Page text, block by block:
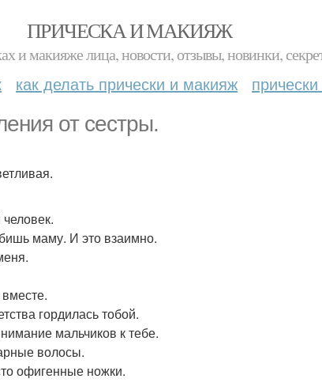
ПРИЧЕСКА И МАКИЯЖ
и макияже лица, новости, отзывы, новинки,
как делать прически и макияж
от сестры.
маму. И это взаимно.
гордилась тобой.
мальчиков к тебе.
волосы.
офигенные ножки.